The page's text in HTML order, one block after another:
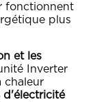
fonctionnent
plus
et les
Inverter
chaleur
d'électricité